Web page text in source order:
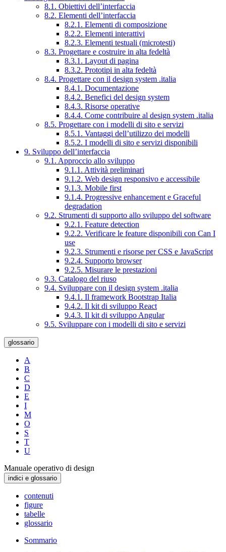
8.1. Obiettivi dell’interfaccia
8.2. Elementi dell’interfaccia
8.2.1. Elementi di composizione
8.2.2. Elementi interattivi
8.2.3. Elementi testuali (microtesti)
8.3. Progettare e costruire in alta fedeltà
8.3.1. Layout di pagina
8.3.2. Prototipi in alta fedeltà
8.4. Progettare con il design system .italia
8.4.1. Documentazione
8.4.2. Benefici del design system
8.4.3. Risorse operative
8.4.4. Come contribuire al design system .italia
8.5. Progettare con i modelli di sito e servizi
8.5.1. Vantaggi dell’utilizzo dei modelli
8.5.2. I modelli di sito e servizi disponibili
9. Sviluppo dell’interfaccia
9.1. Approccio allo sviluppo
9.1.1. Attività preliminari
9.1.2. Web design responsivo e accessibile
9.1.3. Mobile first
9.1.4. Progressive enhancement e Graceful
degradation
9.2. Strumenti di supporto allo sviluppo del software
9.2.1. Feature detection
9.2.2. Verificare le feature disponibili con Can I
use
9.2.3. Strumenti e risorse per CSS e JavaScript
9.2.4. Supporto browser
9.2.5. Misurare le prestazioni
9.3. Catalogo del riuso
9.4. Sviluppare con il design system .italia
9.4.1. Il framework Bootstrap Italia
9.4.2. Il kit di sviluppo React
9.4.3. Il kit di sviluppo Angular
9.5. Sviluppare con i modelli di sito e servizi
glossario
A
B
C
D
E
I
M
O
S
T
U
Manuale operativo di design
indici e glossario
contenuti
figure
tabelle
glossario
Sommario